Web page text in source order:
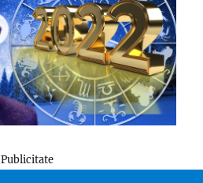
Publicitate